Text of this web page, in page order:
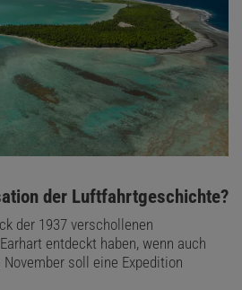
der Luftfahrtgeschichte?
der 1937 verschollenen
entdeckt haben, wenn auch
soll eine Expedition